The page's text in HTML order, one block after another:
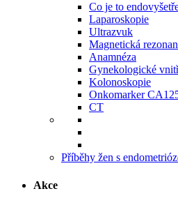
Co je to
Laparoskopie
Ultrazvuk
Magnetická
Anamnéza
Gynekologické
Kolonoskopie
Onkomarker
CT
Příběhy žen s
Akce